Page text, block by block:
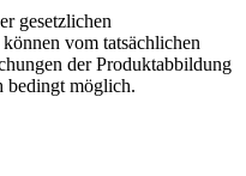
gesetzlichen
vom tatsächlichen
der Produktabbildung
bedingt möglich.